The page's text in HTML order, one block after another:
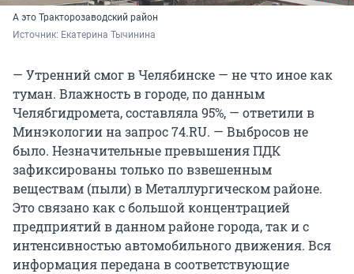
А это Тракторозаводский район
Источник: Екатерина Тычинина
— Утренний смог в Челябинске — не что иное как
туман. Влажность в городе, по данным
Челябгидромета, составляла 95%, — ответили в
Минэкологии на запрос 74.RU. — Выбросов не
было. Незначительные превышения ПДК
зафиксированы только по взвешенным
веществам (пыли) в Металлургическом районе.
Это связано как с большой концентрацией
предприятий в данном районе города, так и с
интенсивностью автомобильного движения. Вся
информация передана в соответствующие